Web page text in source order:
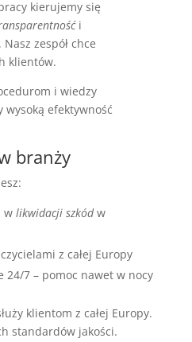
kierujemy się
i
zespół chce
klientów.
i wiedzy
efektywność
branży
w likwidacji szkódw
z całej Europy
24/7 – pomoc nawet w nocy
klientom z całej Europy.
standardów jakości.